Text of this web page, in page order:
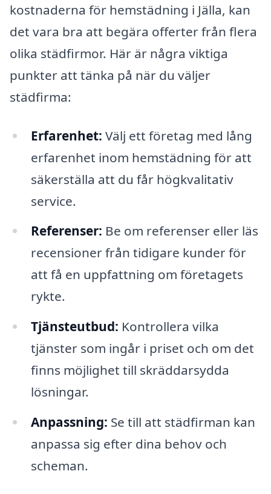
kostnaderna för hemstädning i Jälla, kan
det vara bra att begära offerter från flera
olika städfirmor. Här är några viktiga
punkter att tänka på när du väljer
städfirma:
Erfarenhet: Välj ett företag med lång
erfarenhet inom hemstädning för att
säkerställa att du får högkvalitativ
service.
Referenser: Be om referenser eller läs
recensioner från tidigare kunder för
att få en uppfattning om företagets
rykte.
Tjänsteutbud: Kontrollera vilka
tjänster som ingår i priset och om det
finns möjlighet till skräddarsydda
lösningar.
Anpassning: Se till att städfirman kan
anpassa sig efter dina behov och
scheman.